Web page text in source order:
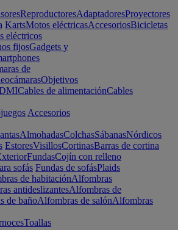
ReproductoresAdaptadoresProyectores
KartsMotos eléctricasAccesoriosBicicletas
eléctricos
fijosGadgets y
de
Objetivos
Cables de alimentaciónCables
Accesorios
AlmohadasColchasSábanasNórdicos
EstoresVisillosCortinasBarras de cortina
FundasCojín con relleno
sofás Fundas de sofásPlaids
de habitaciónAlfombras
antideslizantesAlfombras de
de bañoAlfombras de salónAlfombras
Toallas